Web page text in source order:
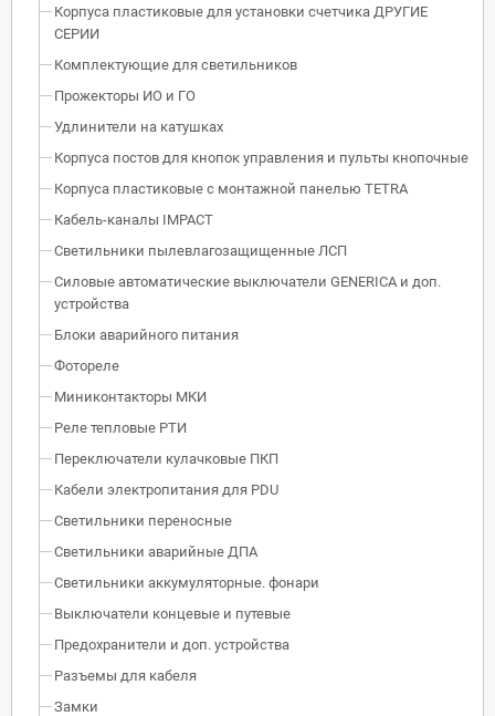
Корпуса пластиковые для установки счетчика ДРУГИЕ
СЕРИИ
Комплектующие для светильников
Прожекторы ИО и ГО
Удлинители на катушках
Корпуса постов для кнопок управления и пульты кнопочные
Корпуса пластиковые с монтажной панелью TETRA
Кабель-каналы IMPACT
Светильники пылевлагозащищенные ЛСП
Силовые автоматические выключатели GENERICA и доп.
устройства
Блоки аварийного питания
Фотореле
Миниконтакторы МКИ
Реле тепловые РТИ
Переключатели кулачковые ПКП
Кабели электропитания для PDU
Светильники переносные
Светильники аварийные ДПА
Светильники аккумуляторные. фонари
Выключатели концевые и путевые
Предохранители и доп. устройства
Разъемы для кабеля
Замки